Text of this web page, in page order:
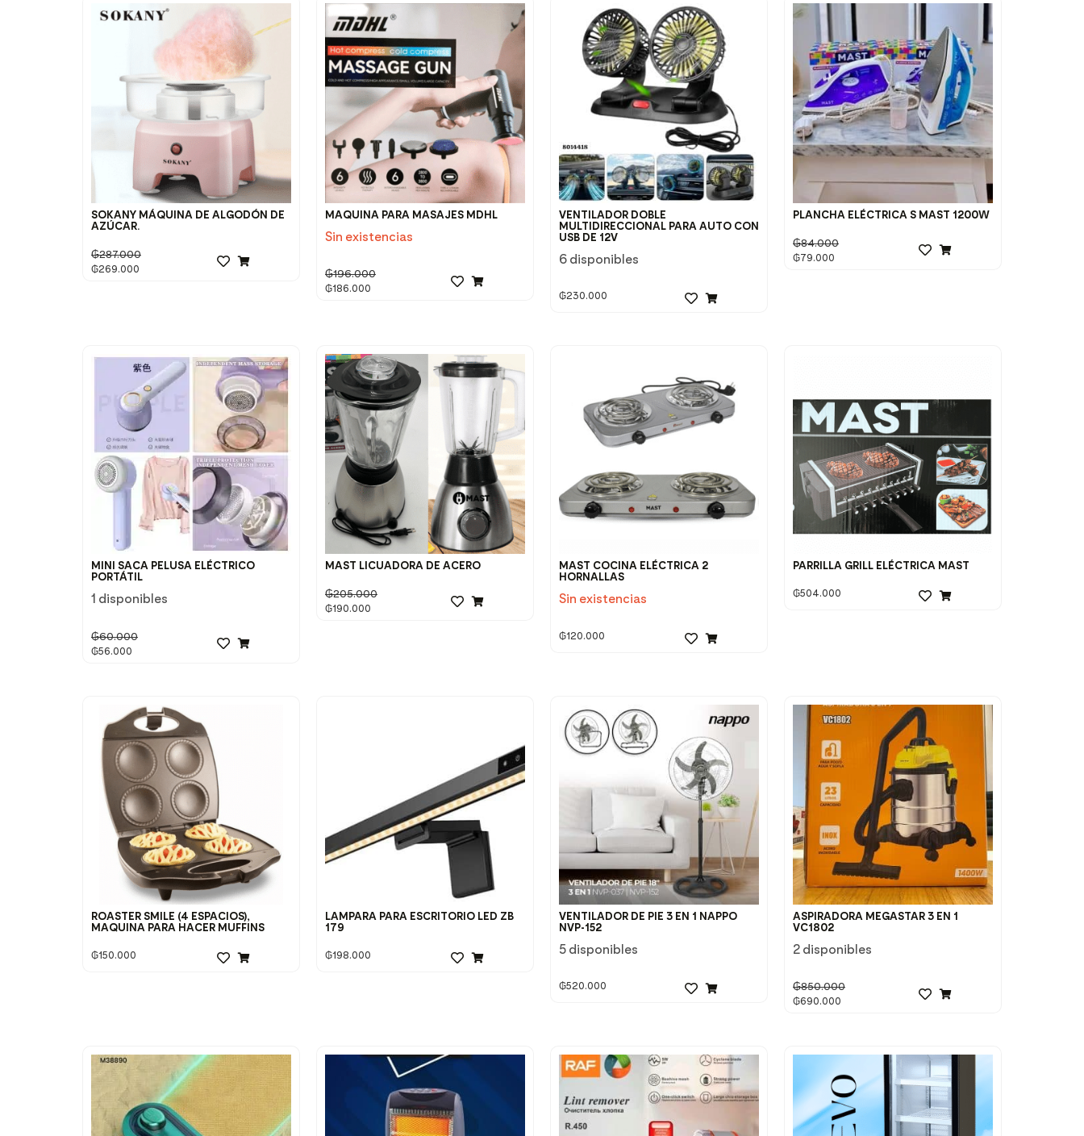
SOKANY MÁQUINA DE ALGODÓN DE
AZÚCAR.
₲287.000
₲269.000
MAQUINA PARA MASAJES MDHL
Sin existencias
₲196.000
₲186.000
VENTILADOR DOBLE
MULTIDIRECCIONAL PARA AUTO CON
USB DE 12V
6 disponibles
₲230.000
PLANCHA ELÉCTRICA S MAST 1200W
₲84.000
₲79.000
MINI SACA PELUSA ELÉCTRICO
PORTÁTIL
1 disponibles
₲60.000
₲56.000
MAST LICUADORA DE ACERO
₲205.000
₲190.000
MAST COCINA ELÉCTRICA 2
HORNALLAS
Sin existencias
₲120.000
PARRILLA GRILL ELÉCTRICA MAST
₲504.000
ROASTER SMILE (4 ESPACIOS),
MAQUINA PARA HACER MUFFINS
₲150.000
LAMPARA PARA ESCRITORIO LED ZB
179
₲198.000
VENTILADOR DE PIE 3 EN 1 NAPPO
NVP-152
5 disponibles
₲520.000
ASPIRADORA MEGASTAR 3 EN 1
VC1802
2 disponibles
₲850.000
₲690.000